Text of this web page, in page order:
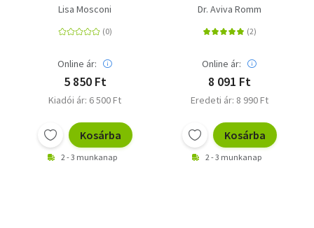
válasza a változókor
Lisa Mosconi
Online ár:
5 850 Ft
Kiadói ár: 6 500 Ft
Kosárba
2 - 3 munkanap
szervezet természetes
helyreállításához
Dr. Aviva Romm
Online ár:
8 091 Ft
Eredeti ár: 8 990 Ft
Kosárba
2 - 3 munkanap